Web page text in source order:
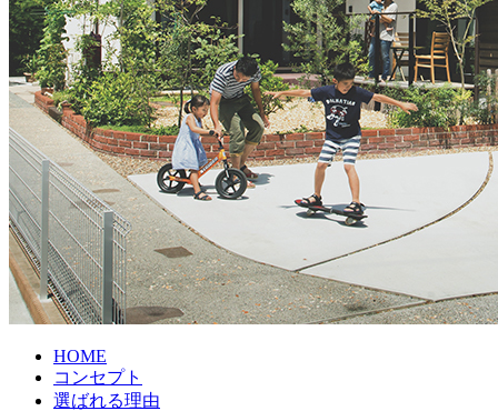
HOME
コンセプト
選ばれる理由